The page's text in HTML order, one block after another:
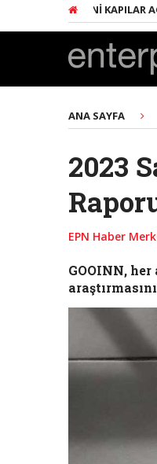
YENI KAPILAR AÇIYOR
ANA SAYFA
2023
EPN Haber
GOOINN,